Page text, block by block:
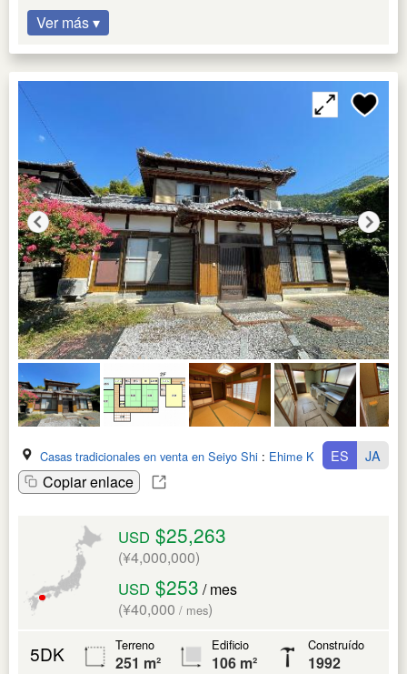
Ver más ▾
Casas tradicionales en venta en Seiyo Shi : Ehime Ken
Copiar enlace
ES JA
USD $25,263
(¥4,000,000)
USD $253 / mes
(¥40,000 / mes)
5DK Terreno
251 m²
Edificio
106 m²
Construído
1992